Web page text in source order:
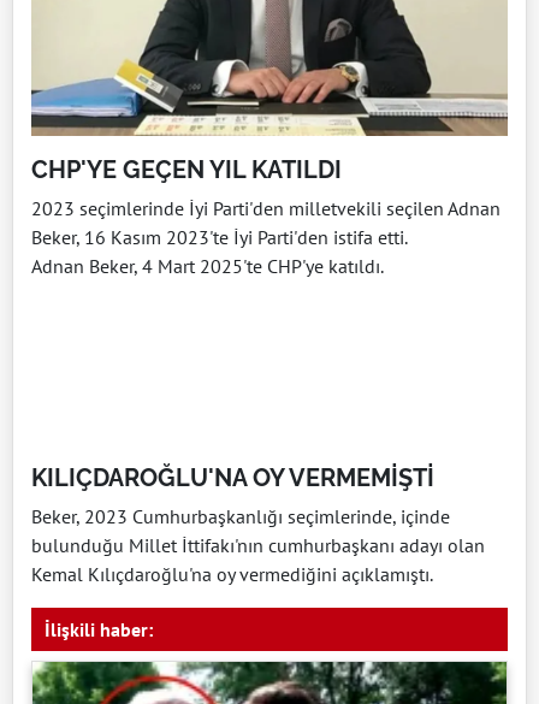
CHP'YE GEÇEN YIL KATILDI
2023 seçimlerinde İyi Parti'den milletvekili seçilen Adnan
Beker, 16 Kasım 2023'te İyi Parti'den istifa etti.
Adnan Beker, 4 Mart 2025'te CHP'ye katıldı.
KILIÇDAROĞLU'NA OY VERMEMİŞTİ
Beker, 2023 Cumhurbaşkanlığı seçimlerinde, içinde
bulunduğu Millet İttifakı'nın cumhurbaşkanı adayı olan
Kemal Kılıçdaroğlu'na oy vermediğini açıklamıştı.
İlişkili haber: